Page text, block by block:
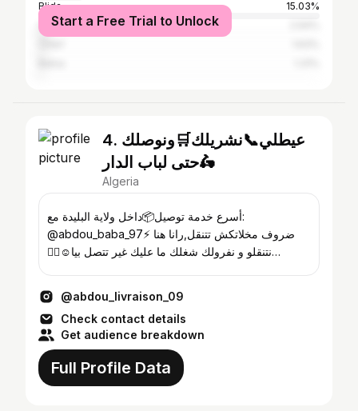
Blida
15.03%
OranStart a Free Trial to Unlock
4. عيطلي📞نشريلك🛒ونوصلك
حتى لباب الدار🛵
Algeria
أسرع خدمة توصيل📦داخل ولاية البليدة مع:
@abdou_baba_97⚡️ ‎ضروف مخلاتكش تتنقل,رانا هنا
نتنقلو و نفرولك شغلك ما عليك غير تتصل بيا☺️👇🏽
@abdou_livraison_09
Check contact details
Get audience breakdown
Full Profile Data